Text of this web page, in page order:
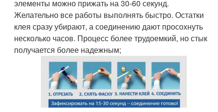
элементы можно прижать на 30-60 секунд.
Желательно все работы выполнять быстро. Остатки
клея сразу убирают, а соединению дают просохнуть
несколько часов. Процесс более трудоемкий, но стык
получается более надежным;